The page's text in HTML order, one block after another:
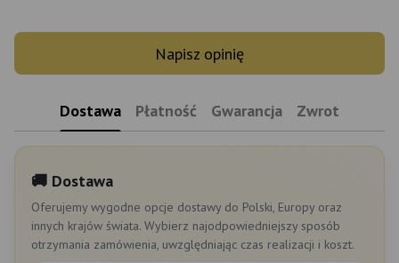
Napisz opinię
Dostawa Płatność Gwarancja Zwrot
🚚 Dostawa
Oferujemy wygodne opcje dostawy do Polski, Europy oraz
innych krajów świata. Wybierz najodpowiedniejszy sposób
otrzymania zamówienia, uwzględniając czas realizacji i koszt.